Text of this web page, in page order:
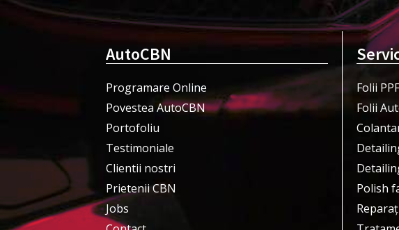
AutoCBN
Programare Online
Povestea AutoCBN
Portofoliu
Testimoniale
Clientii nostri
Prietenii CBN
Jobs
Folii PPF
Folii
Polish